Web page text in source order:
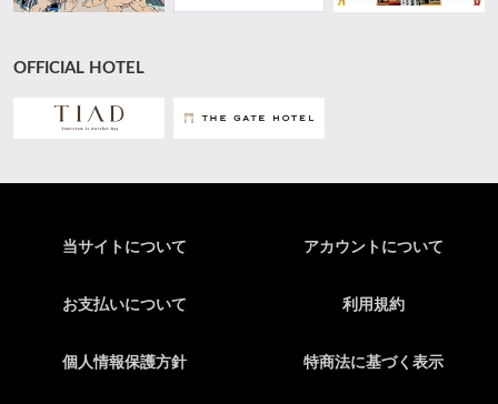
OFFICIAL HOTEL
当サイトについて アカウントについて
お支払いについて 利用規約
個人情報保護方針 特商法に基づく表示